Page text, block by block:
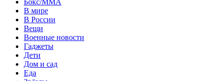
В мире
В России
Вещи
Военные новости
Гаджеты
Дети
Дом и сад
Еда